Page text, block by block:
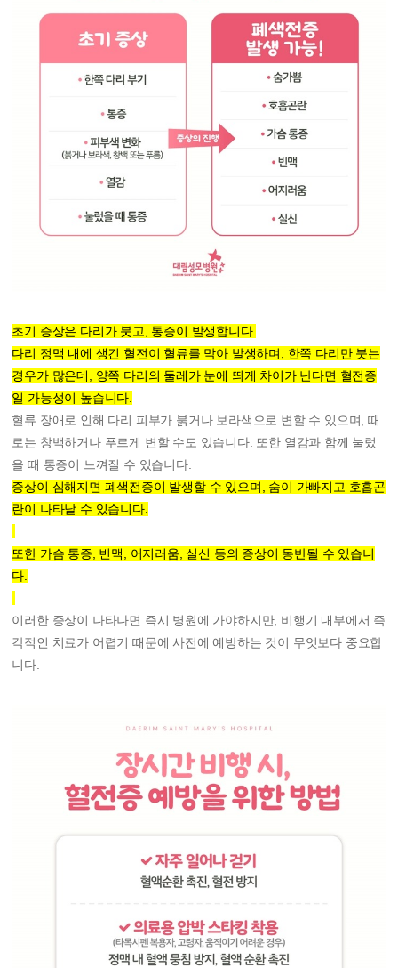
초기 증상은 다리가 붓고, 통증이 발생합니다.
다리 정맥 내에 생긴 혈전이 혈류를 막아 발생하며, 한쪽 다리만 붓는
경우가 많은데, 양쪽 다리의 둘레가 눈에 띄게 차이가 난다면 혈전증
일 가능성이 높습니다.
혈류 장애로 인해 다리 피부가 붉거나 보라색으로 변할 수 있으며, 때
로는 창백하거나 푸르게 변할 수도 있습니다. 또한 열감과 함께 눌렀
을 때 통증이 느껴질 수 있습니다.
증상이 심해지면 폐색전증이 발생할 수 있으며, 숨이 가빠지고 호흡곤
란이 나타날 수 있습니다.
또한 가슴 통증, 빈맥, 어지러움, 실신 등의 증상이 동반될 수 있습니
다.
이러한 증상이 나타나면 즉시 병원에 가야하지만, 비행기 내부에서 즉
각적인 치료가 어렵기 때문에 사전에 예방하는 것이 무엇보다 중요합
니다.